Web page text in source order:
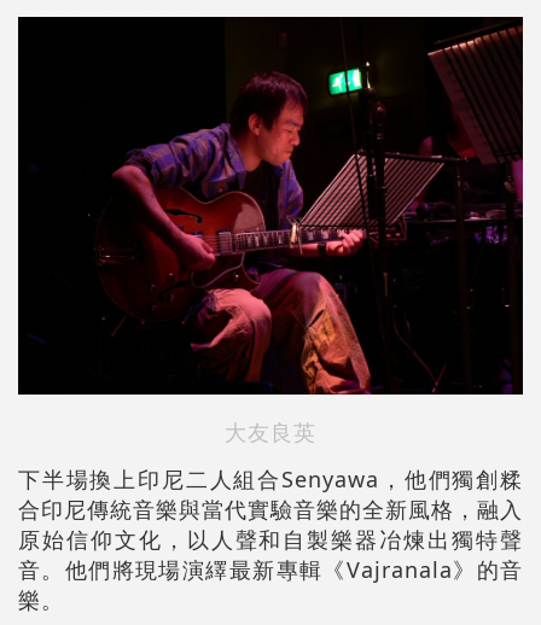
大友良英
下半場換上印尼二人組合Senyawa，他們獨創糅
合印尼傳統音樂與當代實驗音樂的全新風格，融入
原始信仰文化，以人聲和自製樂器冶煉出獨特聲
音。他們將現場演繹最新專輯《Vajranala》的音
樂。